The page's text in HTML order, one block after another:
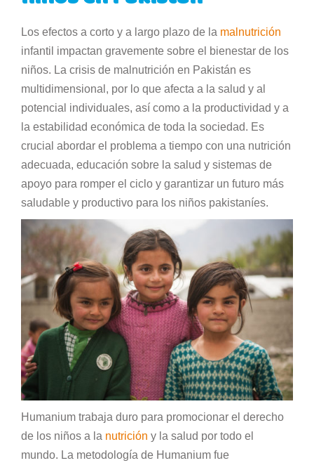
Los efectos a corto y a largo plazo de la malnutrición
infantil impactan gravemente sobre el bienestar de los
niños. La crisis de malnutrición en Pakistán es
multidimensional, por lo que afecta a la salud y al
potencial individuales, así como a la productividad y a
la estabilidad económica de toda la sociedad. Es
crucial abordar el problema a tiempo con una nutrición
adecuada, educación sobre la salud y sistemas de
apoyo para romper el ciclo y garantizar un futuro más
saludable y productivo para los niños pakistaníes.
Humanium trabaja duro para promocionar el derecho
de los niños a la nutrición y la salud por todo el
mundo. La metodología de Humanium fue